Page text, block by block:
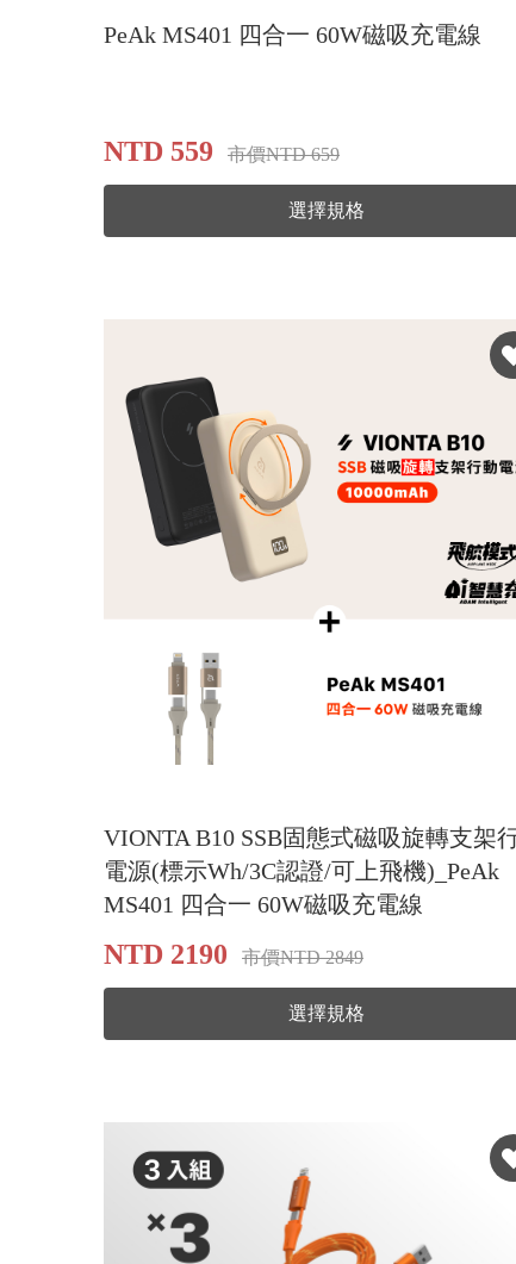
PeAk MS401 四合一 60W磁吸充電線
NTD 559 市價NTD 659
選擇規格
VIONTA B10 SSB固態式磁吸旋轉支架
電源(標示Wh/3C認證/可上飛機)_PeAk
MS401 四合一 60W磁吸充電線
NTD 2190 市價NTD 2849
選擇規格